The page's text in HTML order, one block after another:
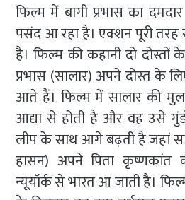
फिल्म में बागी प्रभास का
पसंद आ रहा है। एक्शन पूरी
है। फिल्म की कहानी दो दोस्तों
प्रभास (सालार) अपने दोस्त के
आते हैं। फिल्म में सालार की
आद्या से होती है और वह उसे
लीप के साथ आगे बढ़ती है जहां
हासन) अपने पिता कृष्णकांत
न्यूयॉर्क से भारत आ जाती है।